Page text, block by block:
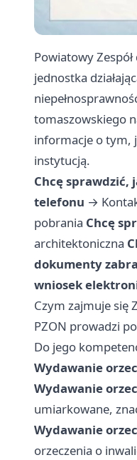
Powiatowy
jednostka
tomaszowskiego
informacje o tym,
instytucją.
Chcę sprawdzić,
telefonu →
pobrania Chcę
architektoniczna
dokumenty
wniosek
Czym zajmuje się
PZON prowadzi
Do jego
Wydawanie
Wydawanie
umiarkowane,
Wydawanie
orzeczenia o